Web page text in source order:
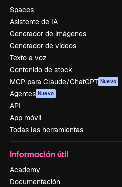
Spaces
Asistente de IA
Generador de imágenes
Generador de vídeos
Texto a voz
Contenido de stock
MCP para Claude/ChatGPT Nuevo
Agentes Nuevo
API
App móvil
Todas las herramientas
Información útil
Academy
Documentación